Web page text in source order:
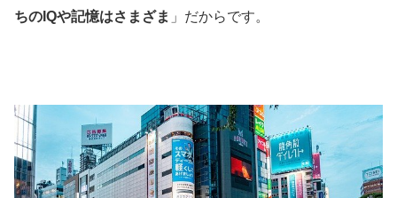
ちのIQや記憶はさまざま 」だからです。